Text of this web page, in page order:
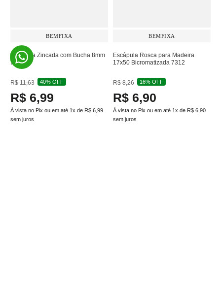
BEMFIXA
Escápula Zincada com Bucha 8mm
7323
R$ 11,63 40% OFF
R$ 6,99
À vista no Pix ou em até 1x de R$ 6 99
sem juros
BEMFIXA
Escápula Rosca para Madeira
17x50 Bicromatizada 7312
R$ 8,26 16% OFF
R$ 6,90
À vista no Pix ou em até 1x de R$ 6 90
sem juros